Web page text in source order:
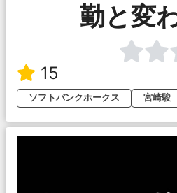
勤と変
15
ソフトバンクホークス
宮崎駿